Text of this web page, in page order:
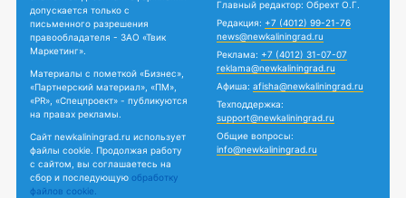
допускается только с
письменного разрешения
правообладателя - ЗАО «Твик
Маркетинг».
Материалы с пометкой «Бизнес»,
«Партнерский материал», «ПМ»,
«PR», «Спецпроект» - публикуются
на правах рекламы.
Сайт newkaliningrad.ru использует
файлы cookie. Продолжая работу
с сайтом, вы соглашаетесь на
сбор и последующую обработку
файлов cookie.
Главный редактор: Обрехт О.Г.
Редакция: +7 (4012) 99-21-76
news@newkaliningrad.ru
Реклама: +7 (4012) 31-07-07
reklama@newkaliningrad.ru
Афиша: afisha@newkaliningrad.ru
Техподдержка:
support@newkaliningrad.ru
Общие вопросы:
info@newkaliningrad.ru